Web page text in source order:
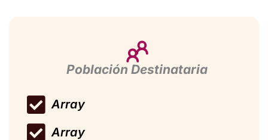
Población Destinataria
Array
Array